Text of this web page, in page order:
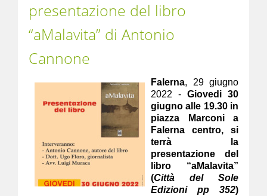
presentazione del libro
“aMalavita” di Antonio
Cannone
Falerna, 29 giugno
2022 - Giovedi 30
giugno alle 19.30 in
piazza Marconi a
Falerna centro, si
terrà la
presentazione del
libro “aMalavita”
(Città del Sole
Edizioni pp 352)